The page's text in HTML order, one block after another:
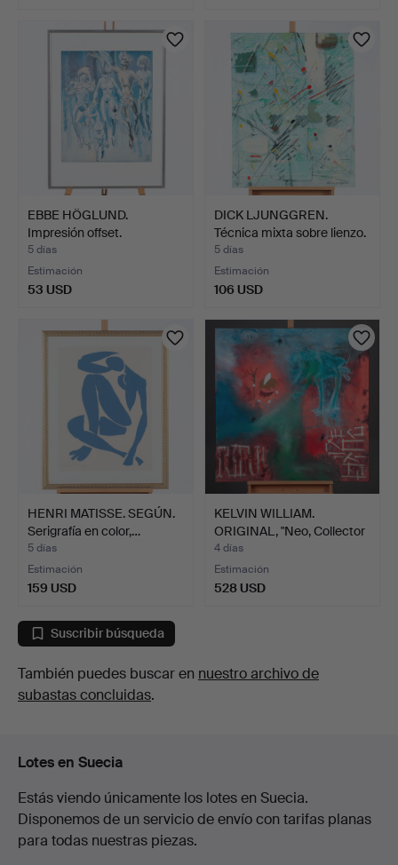
EBBE HÖGLUND.
Impresión offset.
5 días
Estimación
53 USD
DICK LJUNGGREN.
Técnica mixta sobre lienzo.
5 días
Estimación
106 USD
HENRI MATISSE. SEGÚN.
Serigrafía en color,…
5 días
Estimación
159 USD
KELVIN WILLIAM.
ORIGINAL, "Neo, Collector
…
4 días
Estimación
528 USD
Suscribir búsqueda
También puedes buscar en nuestro archivo de
subastas concluidas.
Lotes en Suecia
Estás viendo únicamente los lotes en Suecia.
Disponemos de un servicio de envío con tarifas planas
para todas nuestras piezas.